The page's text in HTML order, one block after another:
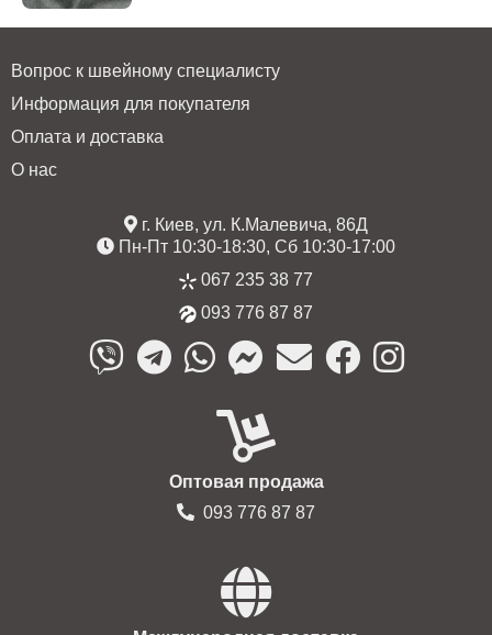
Вопрос к швейному специалисту
Информация для покупателя
Оплата и доставка
О нас
г. Киев, ул. К.Малевича, 86Д
Пн-Пт 10:30-18:30, Сб 10:30-17:00
067 235 38 77
093 776 87 87
Оптовая продажа
093 776 87 87